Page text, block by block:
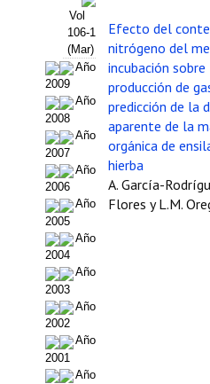
Buscador de Comunicaciones
Buscador de Comunicaciones
CONTACTO
BUSCADOR
Vol
106-1
(Mar)
Año
2009
Año
2008
Año
2007
Año
2006
Año
2005
Año
2004
Año
2003
Año
2002
Año
2001
Año
Efecto del
nitrógeno del
incubación sobre
producción de
predicción de la
aparente de la
orgánica de
hierba
A. García-
Flores y L.M.